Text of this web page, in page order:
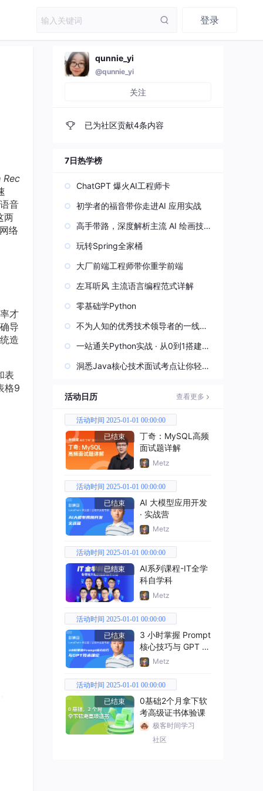
登录
Rec
音
两
络
才
导
造
表
格9
qunnie_yi
@qunnie_yi
关注
已为社区贡献4条内容
7日热学榜
ChatGPT 爆火AI工程师卡
初学者的福音带你走进AI 应用实战
高手带路，深度解析主流 AI 绘画技
术原理
玩转Spring全家桶
大厂前端工程师带你重学前端
左耳听风 主流语言编程范式详解
零基础学Python
不为人知的优秀技术领导者的一线实
一站通关Python实战 · 从0到1搭建直
播视频平台
洞悉Java核心技术面试考点让你轻松
活动日历
查看更多
活动时间 2025-01-01 00:00:00
已结束
丁奇：MySQL高频
面试题详解
Metz
活动时间 2025-01-01 00:00:00
已结束
AI 大模型应用开发
· 实战营
Metz
活动时间 2025-01-01 00:00:00
已结束
AI系列课程-IT全学
科自学科
Metz
活动时间 2025-01-01 00:00:00
已结束
3 小时掌握 Prompt
核心技巧与 GPT 技
术理论
Metz
活动时间 2025-01-01 00:00:00
已结束
0基础2个月拿下软
考高级证书体验课
极客时间学习
社区